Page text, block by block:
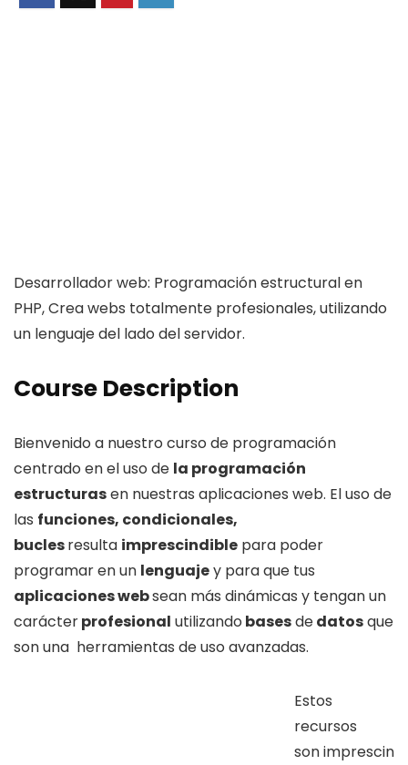
Desarrollador web: Programación estructural en
PHP, Crea webs totalmente profesionales, utilizando
un lenguaje del lado del servidor.
Course Description
Bienvenido a nuestro curso de programación
centrado en el uso de la programación
estructurasen nuestras aplicaciones web. El uso de
las funciones, condicionales,
buclesresulta imprescindible para poder
programar en un lenguajey para que tus
aplicaciones websean más dinámicas y tengan un
carácterprofesional utilizando basesdedatosque
son una herramientas de uso avanzadas.
Estos
recursos
son imprescin